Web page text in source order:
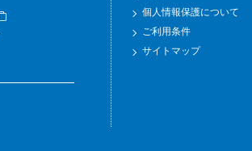
個人情報保護について
ご利用条件
サイトマップ